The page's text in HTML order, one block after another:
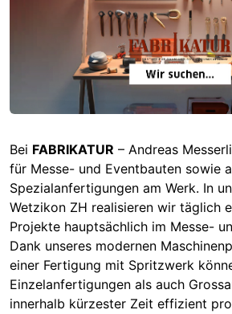
Bei FABRIKATUR – Andreas
für Messe- und Eventbauten sowie
Spezialanfertigungen am Werk. In
Wetzikon ZH realisieren wir täglich
Projekte hauptsächlich im Messe-
Dank unseres modernen
einer Fertigung mit Spritzwerk
Einzelanfertigungen als auch
innerhalb kürzester Zeit effizient